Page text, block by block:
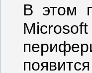
В этом